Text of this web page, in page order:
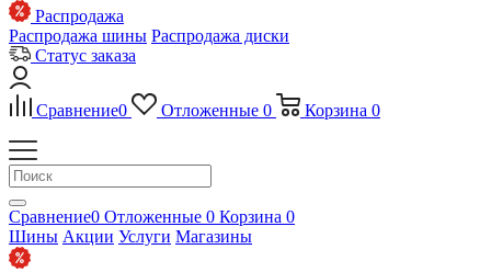
Распродажа
Распродажа шины Распродажа диски
Статус заказа
Сравнение0 Отложенные 0 Корзина 0
Сравнение0 Отложенные 0 Корзина 0
Шины Акции Услуги Магазины